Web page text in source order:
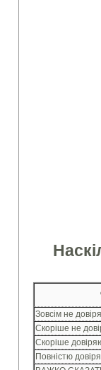
Зовсім не
Скоріше не
Скоріше
Повністю